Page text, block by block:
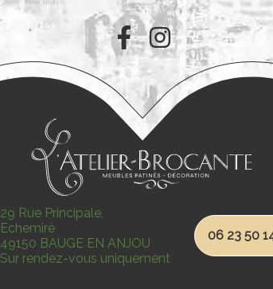
29 Rue Principale,
Echemiré
49150 BAUGE EN ANJOU
Sur rendez-vous uniquement
06 23 50